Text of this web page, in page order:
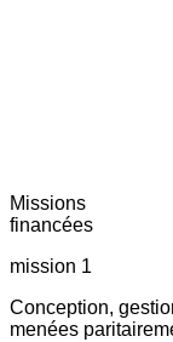
Missions
financées
mission 1
Conception,
menées